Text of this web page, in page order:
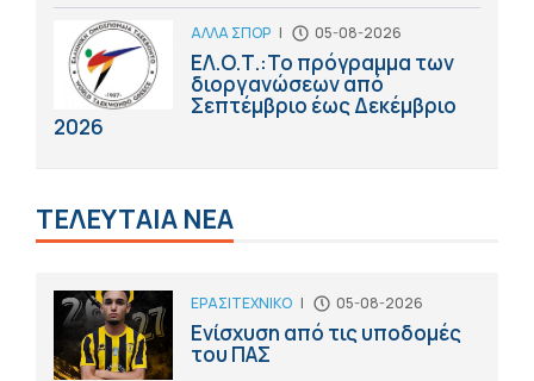
ΑΛΛΑ ΣΠΟΡ | 05-08-2026
ΕΛ.Ο.Τ.:Το πρόγραμμα των
διοργανώσεων από
Σεπτέμβριο έως Δεκέμβριο
2026
ΤΕΛΕΥΤΑΙΑ ΝΕΑ
ΕΡΑΣΙΤΕΧΝΙΚΟ | 05-08-2026
Ενίσχυση από τις υποδομές
του ΠΑΣ